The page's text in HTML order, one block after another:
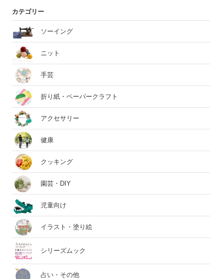
カテゴリー
ソーイング
ニット
手芸
折り紙・ペーパークラフト
アクセサリー
健康
クッキング
園芸・DIY
児童向け
イラスト・塗り絵
シリーズムック
占い・その他